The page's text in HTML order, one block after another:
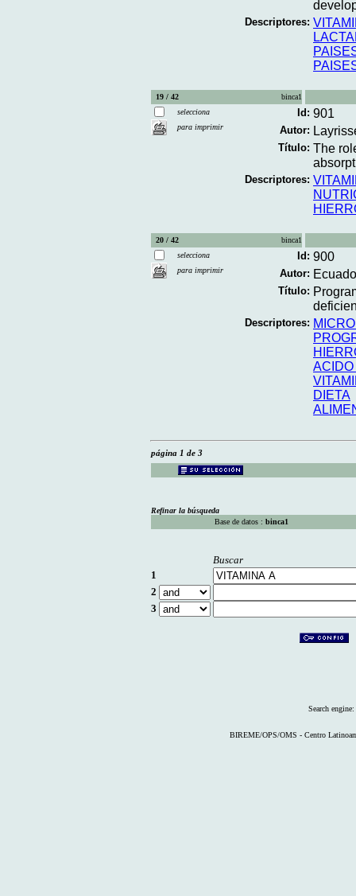
Descriptores:
19 / 42
binca1
selecciona
para imprimir
Id: 901
Autor:
Título: The
Descriptores:
20 / 42
binca1
selecciona
para imprimir
Id: 900
Autor:
Título:
Descriptores:
DIETA
página 1 de 3
Refinar la búsqueda
Base de datos : binca1
Buscar
1
2
3
Search engine:
BIREME/OPS/OMS - Centro